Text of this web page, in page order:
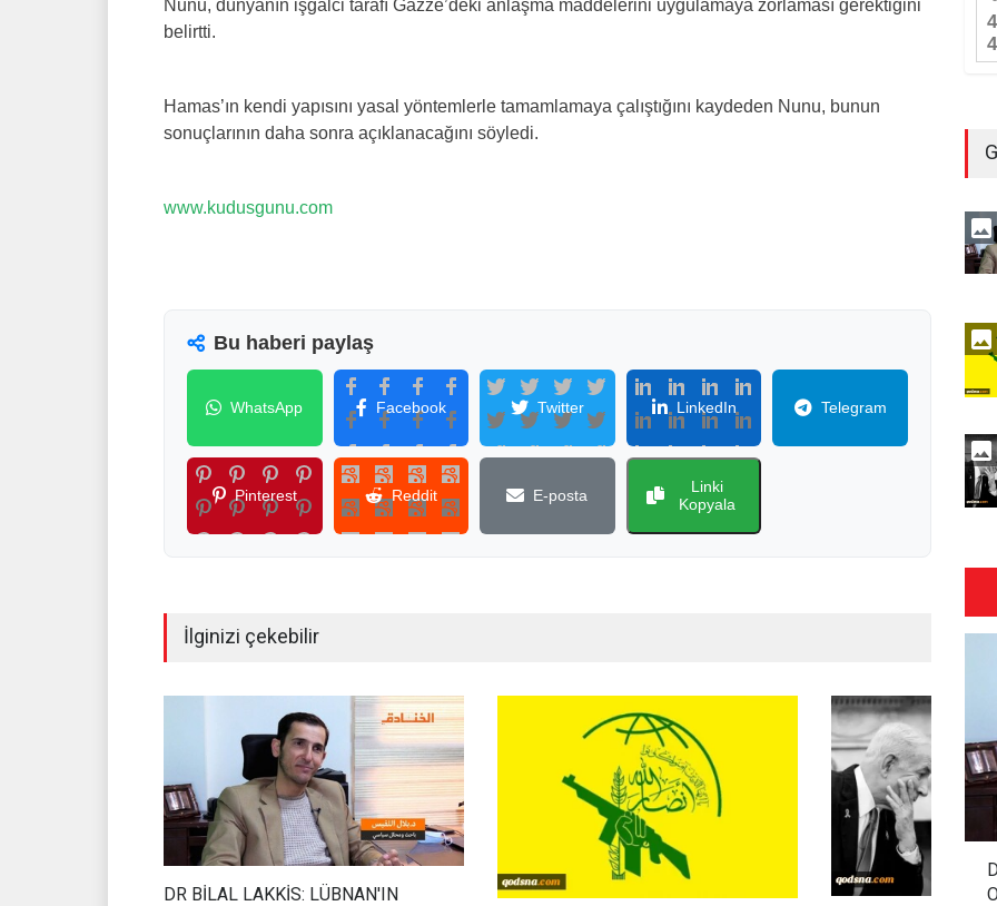
Nunu, dünyanın işgalci tarafı Gazze’deki anlaşma maddelerini uygulamaya zorlaması gerektiğini
belirtti.
Hamas’ın kendi yapısını yasal yöntemlerle tamamlamaya çalıştığını kaydeden Nunu, bunun
sonuçlarının daha sonra açıklanacağını söyledi.
www.kudusgunu.com
Bu haberi paylaş
WhatsApp Facebook Twitter LinkedIn Telegram
Pinterest Reddit E-posta
Linki
Kopyala
İlginizi çekebilir
DR BİLAL LAKKİS: LÜBNAN'IN